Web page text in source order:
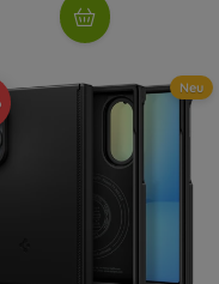
Neu